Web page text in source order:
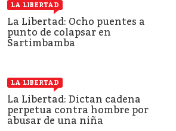
LA LIBERTAD
La Libertad: Ocho puentes a
punto de colapsar en
Sartimbamba
LA LIBERTAD
La Libertad: Dictan cadena
perpetua contra hombre por
abusar de una niña